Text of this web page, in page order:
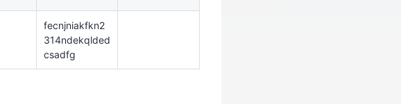
fecnjniakfkn2
314ndekqlded
csadfg